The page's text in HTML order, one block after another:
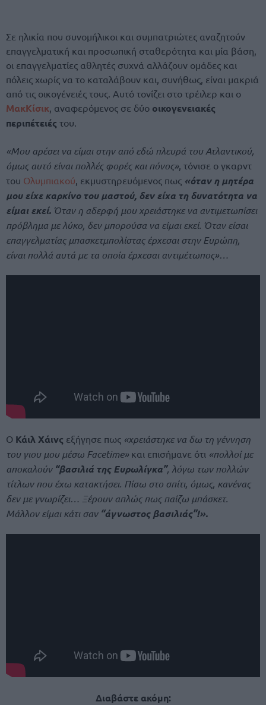
Σε ηλικία που συνομήλικοι και συμπατριώτες αναζητούν
επαγγελματική και προσωπική σταθερότητα και μία βάση,
οι επαγγελματίες αθλητές συχνά αλλάζουν ομάδες και
πόλεις χωρίς να το καταλάβουν και, συνήθως, είναι μακριά
από τις οικογένειές τους. Αυτό τονίζει στο τρέιλερ και ο
ΜακΚίσικ , αναφερόμενος σε δύο οικογενειακές
περιπέτειές του.
«Μου αρέσει να είμαι στην από εδώ πλευρά του Ατλαντικού,
όμως αυτό είναι πολλές φορές και πόνος», τόνισε ο γκαρντ
του Ολυμπιακού, εκμυστηρευόμενος πως «όταν η μητέρα
μου είχε καρκίνο του μαστού, δεν είχα τη δυνατότητα να
είμαι εκεί. Όταν η αδερφή μου χρειάστηκε να αντιμετωπίσει
πρόβλημα με λύκο, δεν μπορούσα να είμαι εκεί. Όταν είσαι
επαγγελματίας μπασκετμπολίστας έρχεσαι στην Ευρώπη,
είναι πολλά αυτά με τα οποία έρχεσαι αντιμέτωπος»…
Ο Κάιλ Χάινς εξήγησε πως «χρειάστηκε να δω τη γέννηση
του γιου μου μέσω Facetime»και επισήμανε ότι «πολλοί με
αποκαλούν “βασιλιά της Ευρωλίγκα”, λόγω των πολλών
τίτλων που έχω κατακτήσει. Πίσω στο σπίτι, όμως, κανένας
δεν με γνωρίζει… Ξέρουν απλώς πως παίζω μπάσκετ.
Μάλλον είμαι κάτι σαν “άγνωστος βασιλιάς”!».
Διαβάστε ακόμη: